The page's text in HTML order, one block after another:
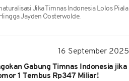
Jika Timnas Indonesia Lolos Piala
Jayden Oosterwolde.
16 September 2025
Gabung Timnas Indonesia jika
1 Tembus Rp347 Miliar!